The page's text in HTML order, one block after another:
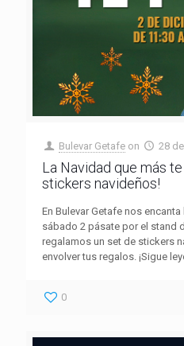
Bulevar Getafe on 28
La Navidad que más
stickers navideños!
En Bulevar Getafe nos
sábado 2 pásate por el stand
regalamos un set de stickers
envolver tus regalos. ¡Sigue
0